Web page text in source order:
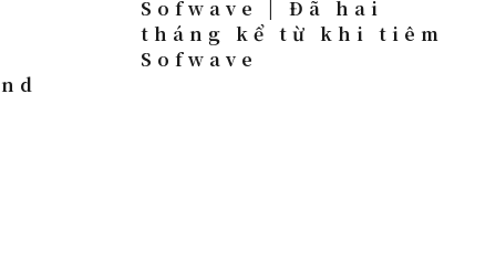
Sofwave | Đã hai
tháng kể từ khi tiêm
Sofwave